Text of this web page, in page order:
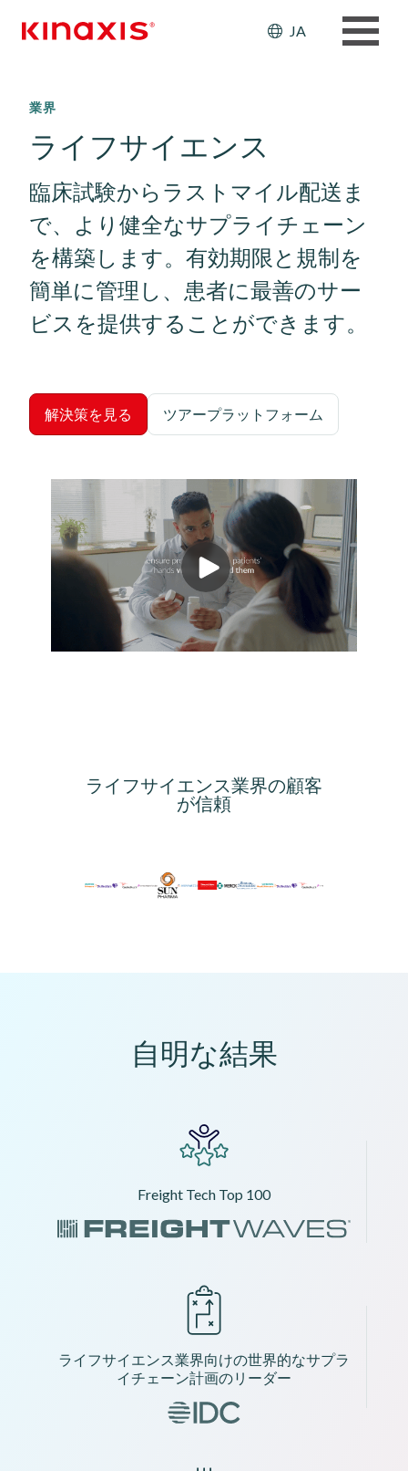
Header:
JA
業界
ライフサイエンス
臨床試験からラストマイル配送ま
で、より健全なサプライチェーン
を構築します。有効期限と規制を
簡単に管理し、患者に最善のサー
ビスを提供することができます。
解決策を見る ツアープラットフォーム
ライフサイエンス業界の顧客
が信頼
自明な結果
Freight Tech Top 100
ライフサイエンス業界向けの世界的なサプラ
イチェーン計画のリーダー